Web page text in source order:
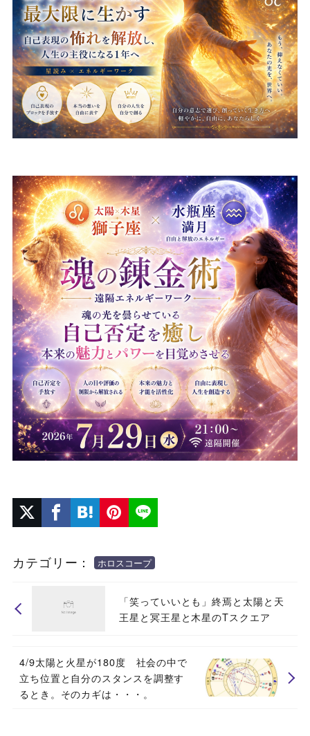
カテゴリー： ホロスコープ
「笑っていいとも」終焉と太陽と天
王星と冥王星と木星のTスクエア
4/9太陽と火星が180度 社会の中で
立ち位置と自分のスタンスを調整す
るとき。そのカギは・・・。